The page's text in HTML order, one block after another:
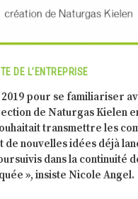
DE L’ENTREPRISE
pour se familiariser
de Naturgas Kielen
transmettre les
de nouvelles idées déjà
dans la continuité
», insiste Nicole Angel.